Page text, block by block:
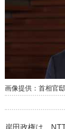
画像提供：首相官邸
岸田政権は、